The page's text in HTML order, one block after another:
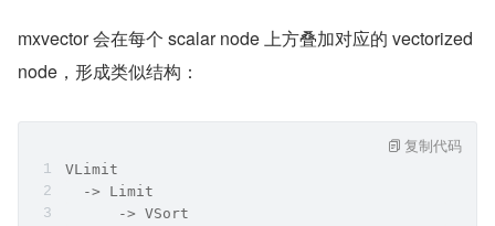
mxvector 会在每个 scalar node 上方叠加对应的 vectorized
node，形成类似结构：
VLimit
  -> Limit
      -> VSort
复制代码